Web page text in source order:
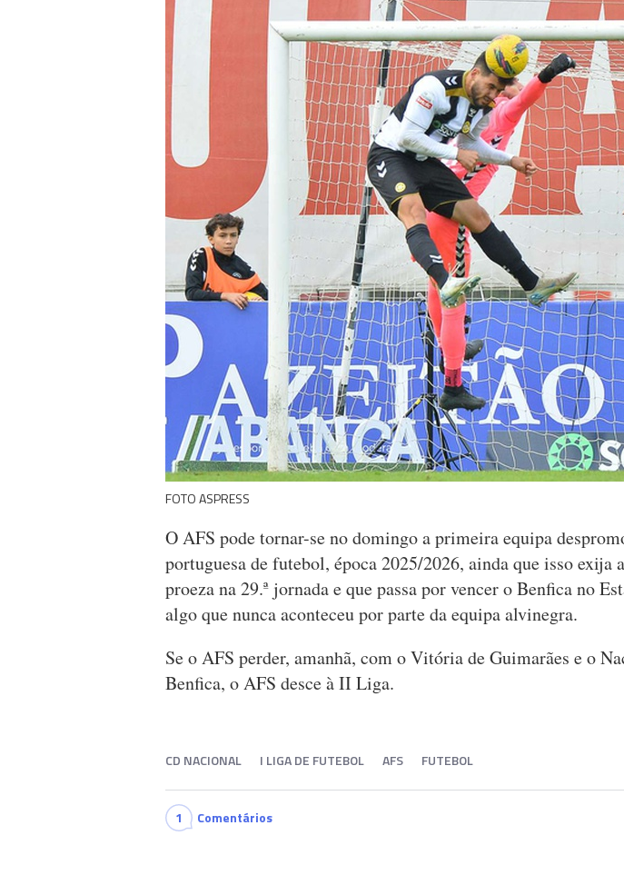
FOTO ASPRESS
O AFS pode tornar-se no domingo a primeira equipa
portuguesa de futebol, época 2025/2026, ainda que isso exija
proeza na 29.ª jornada e que passa por vencer o Benfica no
algo que nunca aconteceu por parte da equipa alvinegra.
Se o AFS perder, amanhã, com o Vitória de Guimarães e o
Benfica, o AFS desce à II Liga.
CD NACIONAL I LIGA DE FUTEBOL AFS FUTEBOL
1 Comentários